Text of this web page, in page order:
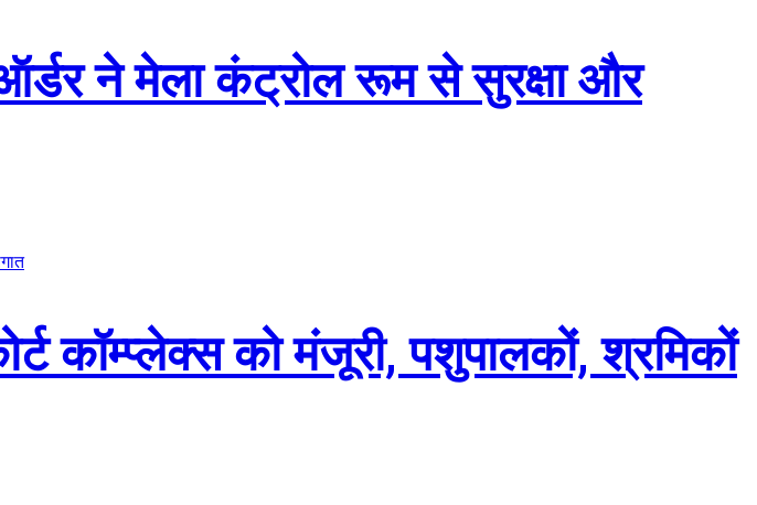
ने मेला कंट्रोल रूम से सुरक्षा और
कॉम्प्लेक्स को मंजूरी, पशुपालकों, श्रमिकों